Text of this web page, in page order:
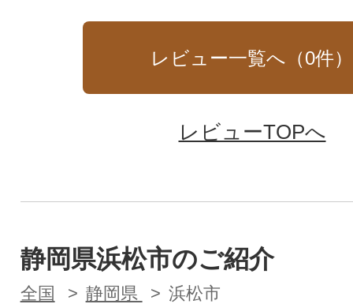
レビュー一覧へ（0件）
レビューTOPへ
静岡県浜松市のご紹介
全国 静岡県 浜松市